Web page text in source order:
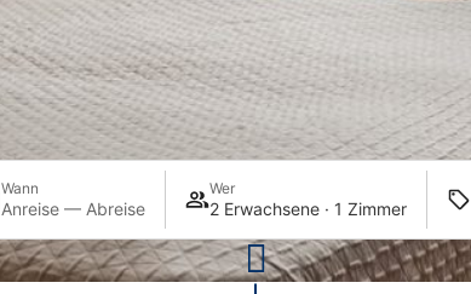
Wann
Anreise — Abreise
Wer
2 Erwachsene · 1 Zimmer